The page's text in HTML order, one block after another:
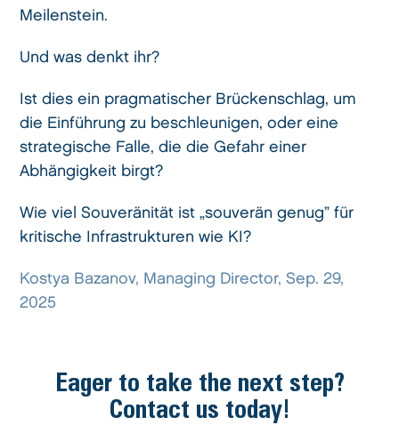
Meilenstein.
Und was denkt ihr?
Ist dies ein pragmatischer Brückenschlag, um
die Einführung zu beschleunigen, oder eine
strategische Falle, die die Gefahr einer
Abhängigkeit birgt?
Wie viel Souveränität ist „souverän genug” für
kritische Infrastrukturen wie KI?
Kostya Bazanov, Managing Director, Sep. 29,
2025
Eager to take the next step?
Contact us today!